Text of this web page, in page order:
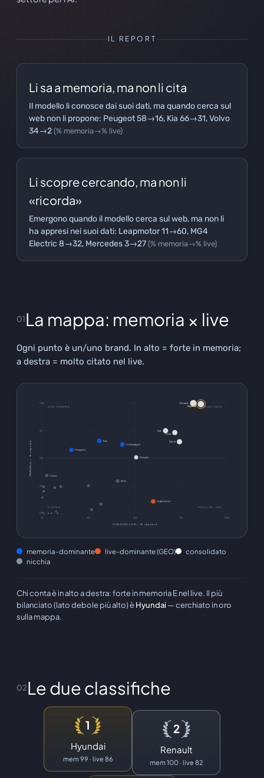
IL REPORT
Li sa a memoria, ma non li cita
Il modello li conosce dai suoi dati, ma quando cerca sul
web non li propone: Peugeot 58→16, Kia 66→31, Volvo
34→2 (% memoria→% live)
Li scopre cercando, ma non li
«ricorda»
Emergono quando il modello cerca sul web, ma non li
ha appresi nei suoi dati: Leapmotor 11→60, MG4
Electric 8→32, Mercedes 3→27 (% memoria→% live)
01La mappa: memoria × live
Ogni punto è un/uno brand. In alto = forte in memoria;
a destra = molto citato nel live.
0
0
25
25
50
50
75
75
100
100
SOLO MEMORIA CONSOLIDATO
NICCHIA SOLO LIVE · GEO
CITAZIONI LIVE — % risposte
MEMORIA — % risposte Volvo
BYD
Citroën
Peugeot
Leapmotor
Volkswagen
Kia
Tesla
Dacia
Fiat
Hyundai
Renault
memoria-dominante live-dominante (GEO)
consolidato
nicchia
Chi conta è in alto a destra: forte in memoria E nel live. Il più
bilanciato (lato debole più alto) èHyundai— cerchiato in oro
sulla mappa.
02Le due classifiche
1
Hyundai
mem99 · live 86
2
Renault
mem100 · live 82